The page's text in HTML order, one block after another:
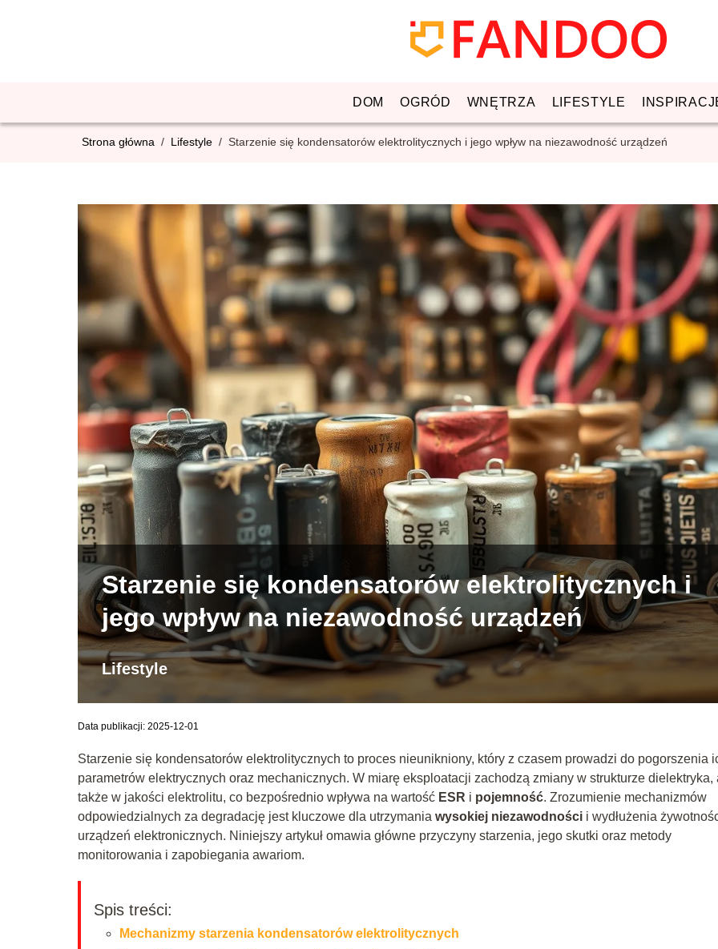
DOM OGRÓD WNĘTRZA LIFESTYLE
Strona główna / Lifestyle / Starzenie się kondensatorów elektrolitycznych i jego wpływ na niezawodność urządzeń
Starzenie się kondensatorów elektrolitycznych i
jego wpływ na niezawodność urządzeń
Lifestyle
Data publikacji: 2025-12-01
Starzenie się kondensatorów elektrolitycznych to proces nieunikniony, który z czasem prowadzi do pogorszenia
parametrów elektrycznych oraz mechanicznych. W miarę eksploatacji zachodzą zmiany w strukturze dielektryka,
także w jakości elektrolitu, co bezpośrednio wpływa na wartość ESR i pojemność. Zrozumienie mechanizmów
odpowiedzialnych za degradację jest kluczowe dla utrzymania wysokiej niezawodności i wydłużenia
urządzeń elektronicznych. Niniejszy artykuł omawia główne przyczyny starzenia, jego skutki oraz metody
monitorowania i zapobiegania awariom.
Spis treści:
Mechanizmy starzenia kondensatorów elektrolitycznych